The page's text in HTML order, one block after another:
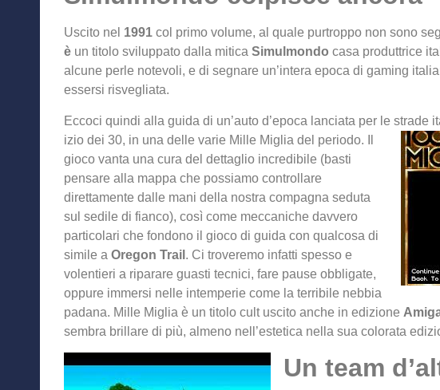
Uscito nel 1991 col primo volume, al quale purtroppo non sono
è un titolo sviluppato dalla mitica Simulmondo casa produttrice
alcune perle notevoli, e di segnare un’intera epoca di gaming
essersi risvegliata.
Eccoci quindi alla guida di un’auto d’epoca lanciata per le strade
izio dei 30, in una delle varie Mille Miglia del periodo. Il
gioco vanta una cura del dettaglio incredibile (basti
pensare alla mappa che possiamo controllare
direttamente dalle mani della nostra compagna seduta
sul sedile di fianco), così come meccaniche davvero
particolari che fondono il gioco di guida con qualcosa di
simile a Oregon Trail . Ci troveremo infatti spesso e
volentieri a riparare guasti tecnici, fare pause obbligate,
oppure immersi nelle intemperie come la terribile nebbia
padana. Mille Miglia è un titolo cult uscito anche in edizione
sembra brillare di più, almeno nell’estetica nella sua colorata
Un team